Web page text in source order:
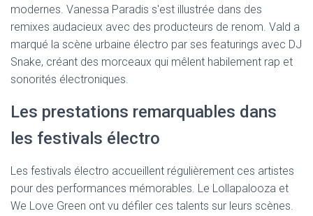
modernes. Vanessa Paradis s'est illustrée dans des
remixes audacieux avec des producteurs de renom. Vald a
marqué la scène urbaine électro par ses featurings avec DJ
Snake, créant des morceaux qui mêlent habilement rap et
sonorités électroniques.
Les prestations remarquables dans
les festivals électro
Les festivals électro accueillent régulièrement ces artistes
pour des performances mémorables. Le Lollapalooza et
We Love Green ont vu défiler ces talents sur leurs scènes.